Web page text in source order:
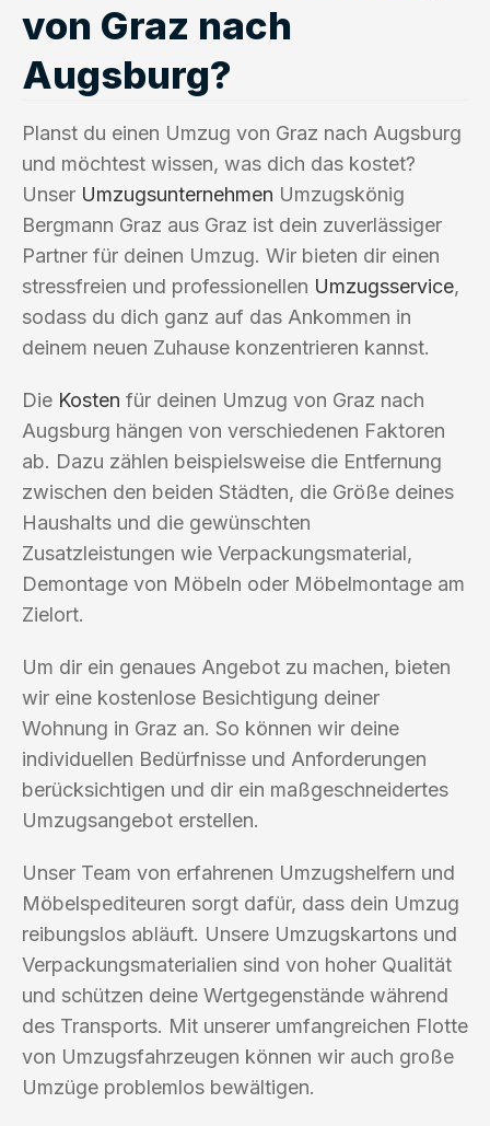
von Graz nach
Augsburg?
Planst du einen Umzug von Graz nach Augsburg
und möchtest wissen, was dich das kostet?
Unser Umzugsunternehmen Umzugskönig
Bergmann Graz aus Graz ist dein zuverlässiger
Partner für deinen Umzug. Wir bieten dir einen
stressfreien und professionellen Umzugsservice,
sodass du dich ganz auf das Ankommen in
deinem neuen Zuhause konzentrieren kannst.
Die Kosten für deinen Umzug von Graz nach
Augsburg hängen von verschiedenen Faktoren
ab. Dazu zählen beispielsweise die Entfernung
zwischen den beiden Städten, die Größe deines
Haushalts und die gewünschten
Zusatzleistungen wie Verpackungsmaterial,
Demontage von Möbeln oder Möbelmontage am
Zielort.
Um dir ein genaues Angebot zu machen, bieten
wir eine kostenlose Besichtigung deiner
Wohnung in Graz an. So können wir deine
individuellen Bedürfnisse und Anforderungen
berücksichtigen und dir ein maßgeschneidertes
Umzugsangebot erstellen.
Unser Team von erfahrenen Umzugshelfern und
Möbelspediteuren sorgt dafür, dass dein Umzug
reibungslos abläuft. Unsere Umzugskartons und
Verpackungsmaterialien sind von hoher Qualität
und schützen deine Wertgegenstände während
des Transports. Mit unserer umfangreichen Flotte
von Umzugsfahrzeugen können wir auch große
Umzüge problemlos bewältigen.